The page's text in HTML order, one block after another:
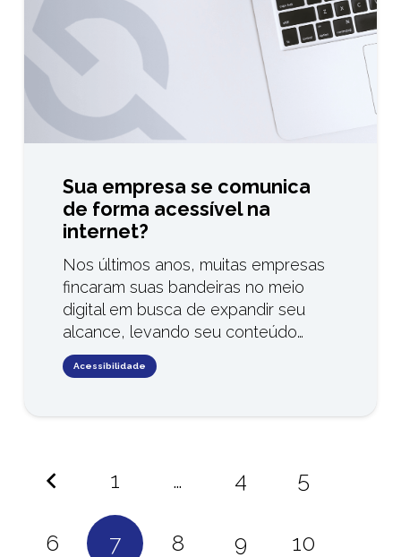
Sua empresa se comunica
de forma acessível na
internet?
Nos últimos anos, muitas empresas
fincaram suas bandeiras no meio
digital em busca de expandir seu
alcance, levando seu conteúdo…
Acessibilidade
1 … 4 5
6 7 8 9 10